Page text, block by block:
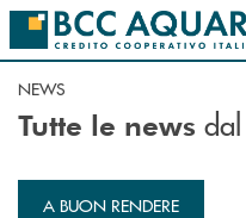
Salta al contenuto principale
NEWS
Tutte le news
A BUON RENDERE